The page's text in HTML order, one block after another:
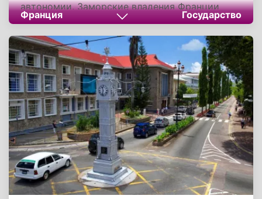
автономии. Заморские владения Франции
могут иметь один из трех статусов -
заморское сообщество, заморский
департамент и регион или заморское
административно-территориальное
образование с особым статусом. В прошлом
эти территории были французскими
колониями.
Франция Государство